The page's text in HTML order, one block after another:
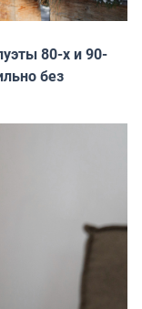
80-х и 90-
без